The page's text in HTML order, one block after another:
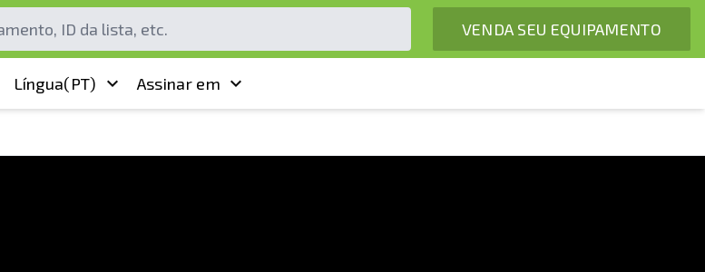
VENDA SEU EQUIPAMENTO
Língua(PT) Assinar em